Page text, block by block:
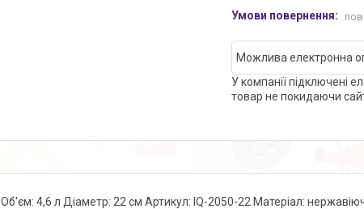
У компанії підключені
товар не покидаючи
Об'єм: 4,6 л Діаметр: 22 см Артикул: IQ-2050-22 Матеріал: